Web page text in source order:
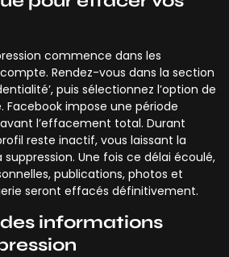
commence dans les
Rendez-vous dans la section
puis sélectionnez l’option de
Facebook impose une période
l’effacement total. Durant
reste inactif, vous laissant la
suppression. Une fois ce délai écoulé,
publications, photos et
seront effacés définitivement.
informations